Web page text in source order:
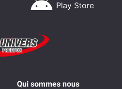
Play Store
Qui sommes nous